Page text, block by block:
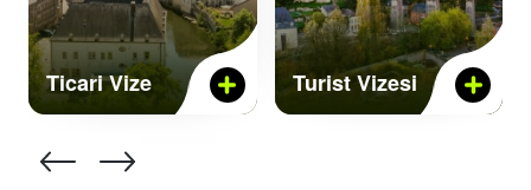
Ticari Vize Turist Vizesi